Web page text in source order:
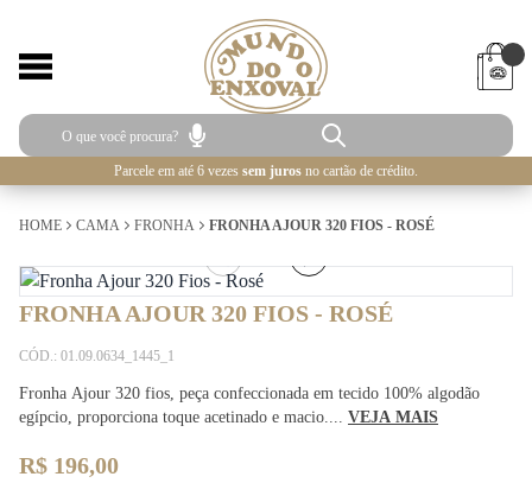
Parcele em até 6 vezes sem juros no cartão de crédito.
HOME CAMA FRONHA FRONHA AJOUR 320 FIOS - ROSÉ
FRONHA AJOUR 320 FIOS - ROSÉ
CÓD.: 01.09.0634_1445_1
Fronha Ajour 320 fios, peça confeccionada em tecido 100% algodão
egípcio, proporciona toque acetinado e macio.... VEJA MAIS
R$ 196,00